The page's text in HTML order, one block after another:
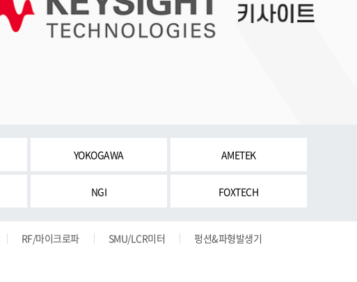
YOKOGAWA AMETEK
NGI FOXTECH
RF/마이크로파 SMU/LCR미터 펑션&파형발생기